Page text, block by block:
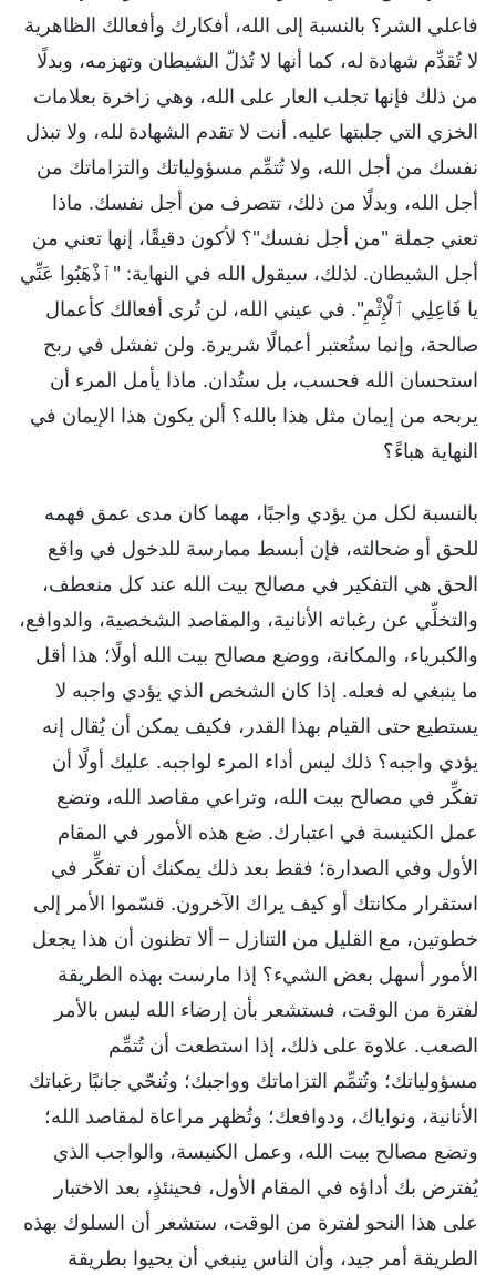
فاعلي الشر؟ بالنسبة إلى الله، أفكارك وأفعالك الظاهرية
لا تُقدِّم شهادة له، كما أنها لا تُذلّ الشيطان وتهزمه، وبدلًا
من ذلك فإنها تجلب العار على الله، وهي زاخرة بعلامات
الخزي التي جلبتها عليه. أنت لا تقدم الشهادة لله، ولا تبذل
نفسك من أجل الله، ولا تُتمِّم مسؤولياتك والتزاماتك من
أجل الله، وبدلًا من ذلك، تتصرف من أجل نفسك. ماذا
تعني جملة "من أجل نفسك"؟ لأكون دقيقًا، إنها تعني من
أجل الشيطان. لذلك، سيقول الله في النهاية: "ٱذْهَبُوا عَنِّي
يا فَاعِلِي ٱلْإِثْمِ". في عيني الله، لن تُرى أفعالك كأعمال
صالحة، وإنما ستُعتبر أعمالًا شريرة. ولن تفشل في ربح
استحسان الله فحسب، بل ستُدان. ماذا يأمل المرء أن
يربحه من إيمان مثل هذا بالله؟ ألن يكون هذا الإيمان في
النهاية هباءً؟
بالنسبة لكل من يؤدي واجبًا، مهما كان مدى عمق فهمه
للحق أو ضحالته، فإن أبسط ممارسة للدخول في واقع
الحق هي التفكير في مصالح بيت الله عند كل منعطف،
والتخلِّي عن رغباته الأنانية، والمقاصد الشخصية، والدوافع،
والكبرياء، والمكانة، ووضع مصالح بيت الله أولًا؛ هذا أقل
ما ينبغي له فعله. إذا كان الشخص الذي يؤدي واجبه لا
يستطيع حتى القيام بهذا القدر، فكيف يمكن أن يُقال إنه
يؤدي واجبه؟ ذلك ليس أداء المرء لواجبه. عليك أولًا أن
تفكِّر في مصالح بيت الله، وتراعي مقاصد الله، وتضع
عمل الكنيسة في اعتبارك. ضع هذه الأمور في المقام
الأول وفي الصدارة؛ فقط بعد ذلك يمكنك أن تفكِّر في
استقرار مكانتك أو كيف يراك الآخرون. قسّموا الأمر إلى
خطوتين، مع القليل من التنازل – ألا تظنون أن هذا يجعل
الأمور أسهل بعض الشيء؟ إذا مارست بهذه الطريقة
لفترة من الوقت، فستشعر بأن إرضاء الله ليس بالأمر
الصعب. علاوة على ذلك، إذا استطعت أن تُتمِّم
مسؤولياتك؛ وتُتمِّم التزاماتك وواجبك؛ وتُنحّي جانبًا رغباتك
الأنانية، ونواياك، ودوافعك؛ وتُظهر مراعاة لمقاصد الله؛
وتضع مصالح بيت الله، وعمل الكنيسة، والواجب الذي
يُفترض بك أداؤه في المقام الأول، فحينئذٍ، بعد الاختبار
على هذا النحو لفترة من الوقت، ستشعر أن السلوك بهذه
الطريقة أمر جيد، وأن الناس ينبغي أن يحيوا بطريقة